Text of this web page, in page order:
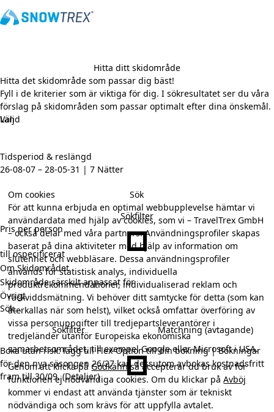
Om cookies
För att kunna erbjuda en optimal webbupplevelse hämtar vi
användardata med hjälp av cookies, som vi – TravelTrex GmbH
– också delar med våra partners. Användningsprofiler skapas
baserat på dina aktiviteter med hjälp av information om
slutenhet och webbläsare. Dessa användningsprofiler
används för statistisk analys, individuella
produktrekommendationer, individualiserad reklam och
räckviddsmätning. Vi behöver ditt samtycke för detta (som kan
återkallas när som helst), vilket också omfattar överföring av
vissa personuppgifter till tredjepartsleverantörer i
tredjeländer utanför Europeiska ekonomiska
samarbetsområdet, till exempel Google eller Microsoft i USA.
Genom att klicka påGodkänn så accepterar du bruk av för
funktionen ej nödvändiga cookies. Om du klickar påAvböj
kommer vi endast att använda tjänster som är tekniskt
nödvändiga och som krävs för att uppfylla avtalet.
Hitta ditt skidområde
Hitta det skidområde som passar dig bäst!
Fyll i de kriterier som är viktiga för dig. I sökresultatet ser du våra
förslag på skidområden som passar optimalt efter dina önskemål.
Land
Tidsperiod & reslängd
26-08-07 – 28-05-31 | 7 Nätter
Sök
Sökfilter
Pris per person
till ospecificerat
Om Skidområdet
Skidområde särskilt anpassat för
Övrigt
Sök...
Sökfilter
Matchning (avtagande)
Boka utan risk:lägg tillFlex-Optiontill din bokning | Bokningar
för den nya säsongen 26/27 kan dessutomavbokas kostnadsfritt
fram till 30/09.(Detaljer)